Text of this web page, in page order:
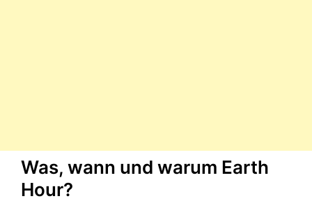
Was, wann und warum Earth
Hour?